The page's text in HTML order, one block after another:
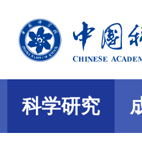
科学研究